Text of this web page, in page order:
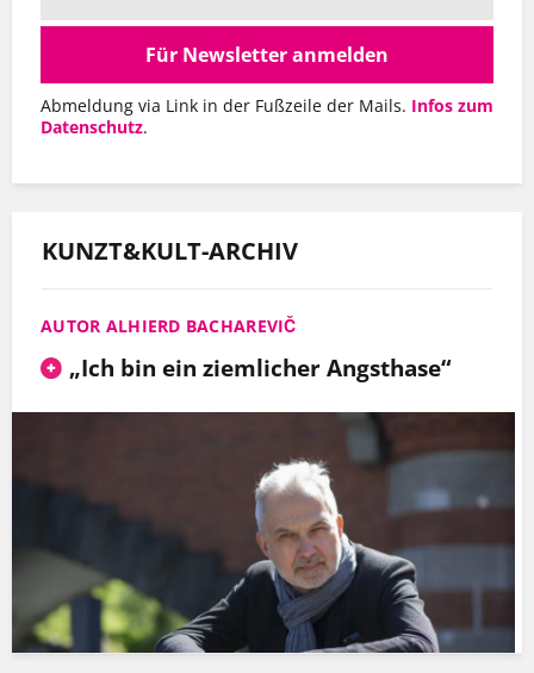
Für Newsletter anmelden
Abmeldung via Link in der Fußzeile der Mails. Infos zum
Datenschutz.
KUNZT&KULT-ARCHIV
AUTOR ALHIERD BACHAREVIČ
„Ich bin ein ziemlicher Angsthase“